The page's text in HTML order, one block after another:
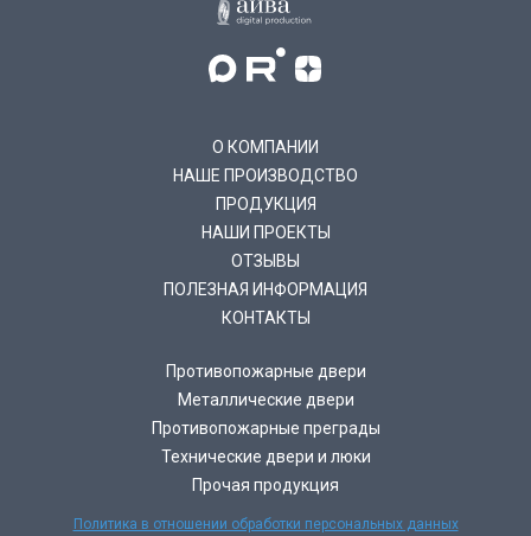
О КОМПАНИИ
НАШЕ ПРОИЗВОДСТВО
ПРОДУКЦИЯ
НАШИ ПРОЕКТЫ
ОТЗЫВЫ
ПОЛЕЗНАЯ ИНФОРМАЦИЯ
КОНТАКТЫ
Противопожарные двери
Металлические двери
Противопожарные преграды
Технические двери и люки
Прочая продукция
Политика в отношении обработки персональных данных